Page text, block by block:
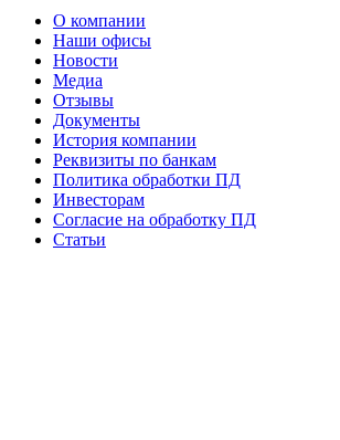
О компании
Наши офисы
Новости
Медиа
Отзывы
Документы
История компании
Реквизиты по банкам
Политика обработки ПД
Инвесторам
Согласие на обработку ПД
Статьи